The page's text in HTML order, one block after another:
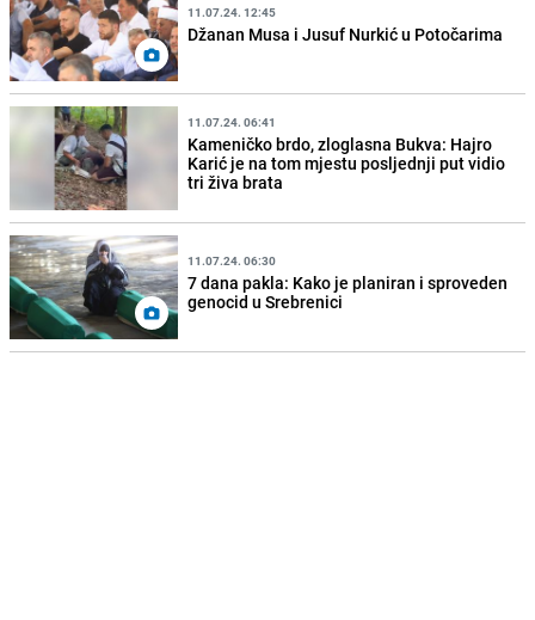
11.07.24. 12:45
Džanan Musa i Jusuf Nurkić u Potočarima
11.07.24. 06:41
Kameničko brdo, zloglasna Bukva: Hajro
Karić je na tom mjestu posljednji put vidio
tri živa brata
11.07.24. 06:30
7 dana pakla: Kako je planiran i sproveden
genocid u Srebrenici